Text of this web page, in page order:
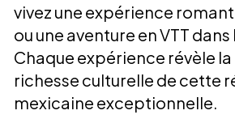
vivez une expérience
ou une aventure en VTT dans
Chaque expérience révèle
richesse culturelle de cette
mexicaine exceptionnelle.